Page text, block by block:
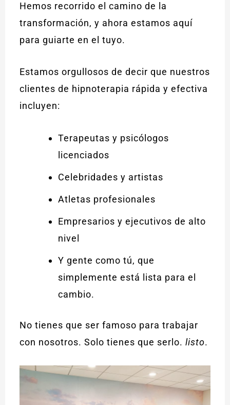
Hemos recorrido el camino de la
transformación, y ahora estamos aquí
para guiarte en el tuyo.
Estamos orgullosos de decir que nuestros
clientes de hipnoterapia rápida y efectiva
incluyen:
Terapeutas y psicólogos
licenciados
Celebridades y artistas
Atletas profesionales
Empresarios y ejecutivos de alto
nivel
Y gente como tú, que
simplemente está lista para el
cambio.
No tienes que ser famoso para trabajar
con nosotros. Solo tienes que serlo.listo.